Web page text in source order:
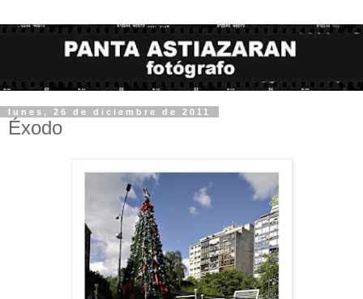
lunes, 26 de diciembre de 2011
Éxodo